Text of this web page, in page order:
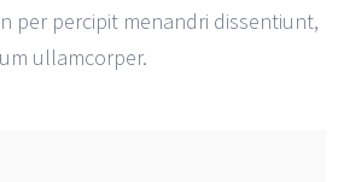
per percipit menandri dissentiunt,
ullamcorper.